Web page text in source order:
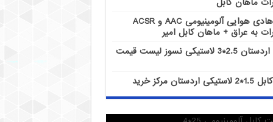
هادی هوایی آلومینیومی AAC و ACSR
به عراق + ماهان کابل امیر
کابل اردستان 2.5*3 لاستیکی نسوز لیست قیمت
کابل 1.5*2 لاستیکی اردستان مرکز خرید